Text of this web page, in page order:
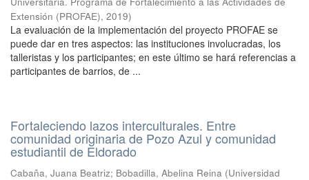
Extensión (PROFAE), 2019)
La evaluación de la implementación del proyecto PROFAE se
puede dar en tres aspectos: las instituciones involucradas, los
talleristas y los participantes; en este último se hará referencias a
participantes de barrios, de ...
Fortaleciendo lazos interculturales. Entre
comunidad originaria de Pozo Azul y comunidad
estudiantil de Eldorado
Cabaña, Juana Beatriz; Bobadilla, Abelina Reina (Universidad